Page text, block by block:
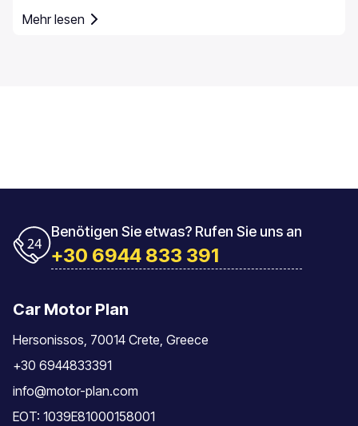
Mehr lesen
Benötigen Sie etwas? Rufen Sie uns an
+30 6944 833 391
Car Motor Plan
Hersonissos, 70014 Crete, Greece
+30 6944833391
info@motor-plan.com
EOT: 1039E81000158001